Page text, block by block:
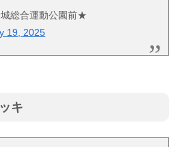
総合運動公園前★
19, 2025
キ